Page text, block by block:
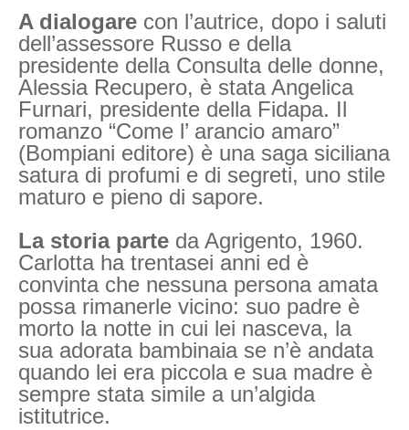
A dialogare con l’autrice, dopo i saluti
dell’assessore Russo e della
presidente della Consulta delle donne,
Alessia Recupero, è stata Angelica
Furnari, presidente della Fidapa. Il
romanzo “Come l’ arancio amaro”
(Bompiani editore) è una saga siciliana
satura di profumi e di segreti, uno stile
maturo e pieno di sapore.
La storia parte da Agrigento, 1960.
Carlotta ha trentasei anni ed è
convinta che nessuna persona amata
possa rimanerle vicino: suo padre è
morto la notte in cui lei nasceva, la
sua adorata bambinaia se n’è andata
quando lei era piccola e sua madre è
sempre stata simile a un’algida
istitutrice.